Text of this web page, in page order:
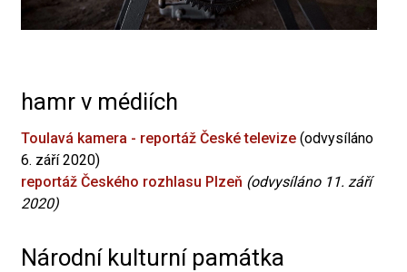
hamr v médiích
Toulavá kamera - reportáž České televize (odvysíláno
6. září 2020)
reportáž Českého rozhlasu Plzeň (odvysíláno 11. září
2020)
Národní kulturní památka